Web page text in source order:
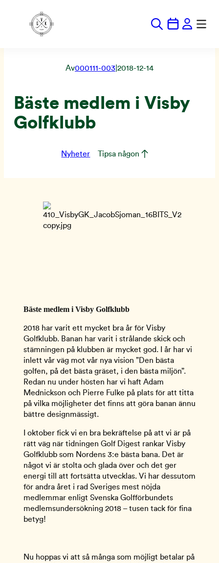
till
Av000111-003 2018-12-14
Bäste medlem i Visby
Golfklubb
Nyheter Tipsa någon
Bäste medlem i Visby Golfklubb
2018 har varit ett mycket bra år för Visby
Golfklubb. Banan har varit i strålande skick och
stämningen på klubben är mycket god. I år har vi
inlett vår väg mot vår nya vision ”Den bästa
golfen, på det bästa gräset, i den bästa miljön”.
Redan nu under hösten har vi haft Adam
Mednickson och Pierre Fulke på plats för att titta
på vilka möjligheter det finns att göra banan ännu
bättre designmässigt.
I oktober fick vi en bra bekräftelse på att vi är på
rätt väg när tidningen Golf Digest rankar Visby
Golfklubb som Nordens 3:e bästa bana. Det är
något vi är stolta och glada över och det ger
energi till att fortsätta utvecklas. Vi har dessutom
för andra året i rad Sveriges mest nöjda
medlemmar enligt Svenska Golfförbundets
medlemsundersökning 2018 – tusen tack för fina
betyg!
Nu hoppas vi att så många som möjligt betalar på